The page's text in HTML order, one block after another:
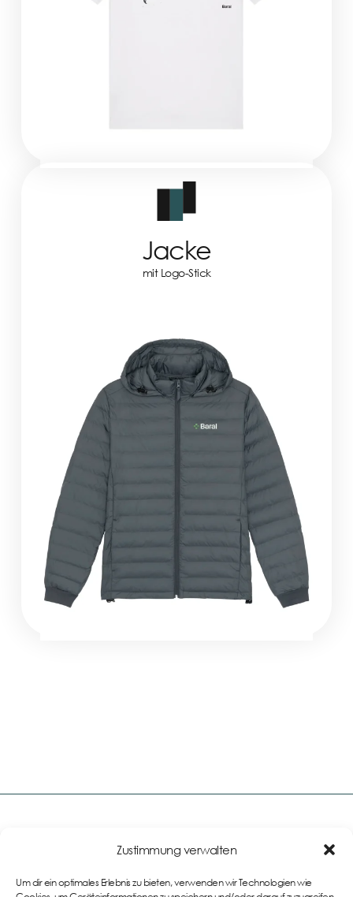
Zustimmung verwalten
Um dir ein optimales Erlebnis zu bieten, verwenden wir Technologien wie
Jacke
mit Logo-Stick
Impressum